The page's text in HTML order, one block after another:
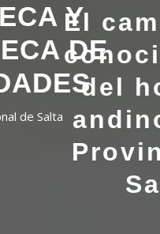
Y
DE
de Salta
El
del